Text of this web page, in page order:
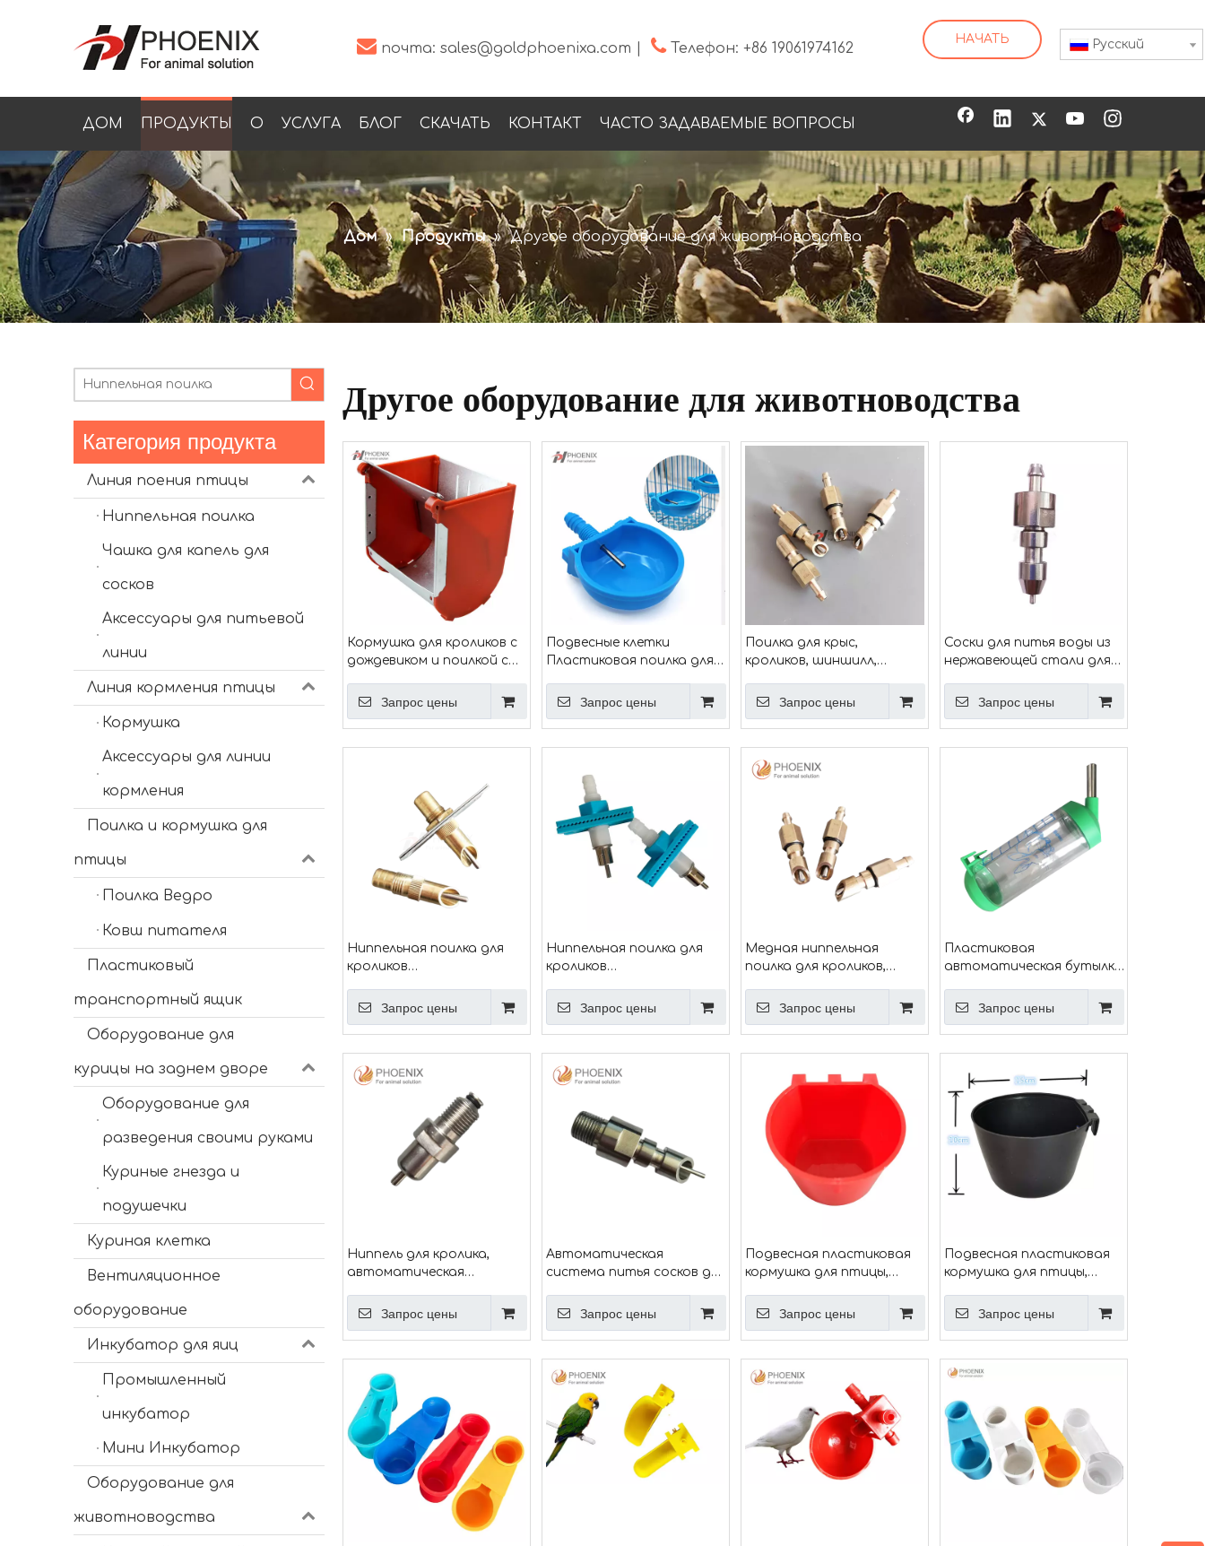
почта: sales@goldphoenixa.com  Телефон: +86 19061974162
НАЧАТЬ Pусский
ДОМ ПРОДУКТЫ О УСЛУГА БЛОГ СКАЧАТЬ КОНТАКТ ЧАСТО ЗАДАВАЕМЫЕ ВОПРОСЫ
Дом » Продукты » Другое оборудование для животноводства
Категория продукта
Линия поения птицы
Ниппельная поилка
Чашка для капель для
сосков
Аксессуары для питьевой
линии
Линия кормления птицы
Кормушка
Аксессуары для линии
кормления
Поилка и кормушка для
птицы
Поилка Ведро
Ковш питателя
Пластиковый
транспортный ящик
Оборудование для
курицы на заднем дворе
Оборудование для
разведения своими руками
Куриные гнезда и
подушечки
Куриная клетка
Вентиляционное
оборудование
Инкубатор для яиц
Промышленный
инкубатор
Мини Инкубатор
Оборудование для
животноводства
Другое оборудование для животноводства
Кормушка для кроликов с
дождевиком и поилкой с
галлон PH-149
Запрос цены
Подвесные клетки
Пластиковая поилка для
Автоматическая поилка
поилка для кроликов PH-
129
Запрос цены
Поилка для крыс,
кроликов, шиншилл,
латунная ниппельная
Запрос цены
Соски для питья воды из
нержавеющей стали для
кормушки для птицы PH-
Запрос цены
Ниппельная поилка для
кроликов
ниппельная поилка для
ниппельная поилка Ph-64
Запрос цены
Ниппельная поилка для
кроликов
ниппельная поилка для
Запрос цены
Медная ниппельная
поилка для кроликов,
поилка для грызунов,
поилка Connect, PH 68
Запрос цены
Пластиковая
автоматическая бутылка
домашних животных,
подвесного типа для
мышей-хомяков, кроликов,
шиншилл, PH-126
Запрос цены
Ниппель для кролика,
автоматическая
грызунов, ниппель для
Запрос цены
Автоматическая
система питья сосков для
грызуна PH-112
Запрос цены
Подвесная пластиковая
кормушка для птицы,
кормушка для голубей
Запрос цены
Подвесная пластиковая
кормушка для птицы,
кормушка для голубей Ph-
Запрос цены